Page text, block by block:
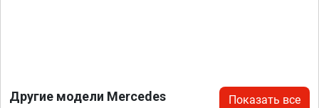
Другие модели Mercedes Показать все